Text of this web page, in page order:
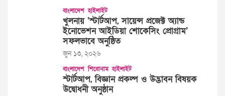
বাংলাদেশ হাইলাইট
খুলনায় ‘স্টার্টআপ, সায়েন্স প্রজেক্ট অ্যান্ড
ইনোভেশন আইডিয়া শোকেসিং প্রোগ্রাম’
সফলভাবে অনুষ্ঠিত
জুন ১৩, ২০২৬
বাংলাদেশ শিরোনাম হাইলাইট
স্টার্টআপ, বিজ্ঞান প্রকল্প ও উদ্ভাবন বিষয়ক
উদ্বোধনী অনুষ্ঠান